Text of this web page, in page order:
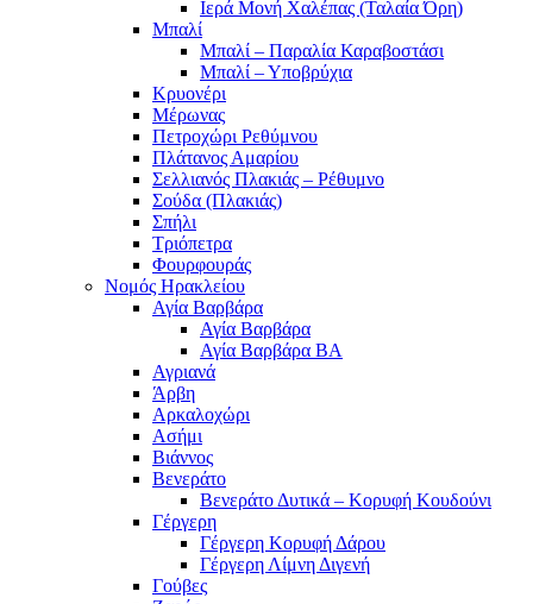
Ιερά Μονή Χαλέπας (Ταλαία Όρη)
Μπαλί
Μπαλί – Παραλία Καραβοστάσι
Μπαλί – Υποβρύχια
Κρυονέρι
Μέρωνας
Πετροχώρι Ρεθύμνου
Πλάτανος Αμαρίου
Σελλιανός Πλακιάς – Ρέθυμνο
Σούδα (Πλακιάς)
Σπήλι
Τριόπετρα
Φουρφουράς
Νομός Ηρακλείου
Αγία Βαρβάρα
Αγία Βαρβάρα
Αγία Βαρβάρα ΒΑ
Αγριανά
Άρβη
Αρκαλοχώρι
Ασήμι
Βιάννος
Βενεράτο
Βενεράτο Δυτικά – Κορυφή Κουδούνι
Γέργερη
Γέργερη Κορυφή Δάρου
Γέργερη Λίμνη Διγενή
Γούβες